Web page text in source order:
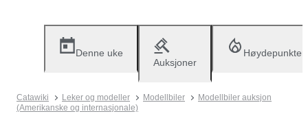
Denne uke
Auksjoner
Høydepunkter
Catawiki Leker og modeller Modellbiler
Modellbiler auksjon
(Amerikanske og internasjonale)